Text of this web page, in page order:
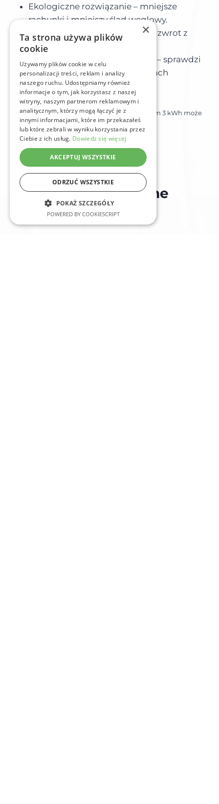
Ekologiczne rozwiązanie – mniejsze
rachunki i mniejszy ślad węglowy.
Niskie koszty montażu – szybki zwrot z
inwestycji
Idealne dla małych odbiorców – sprawdzi
się w domach, biurach i domkach
letniskowych.
Jeśli zastanawiasz się nad fotowoltaiką, system 3 kWh może
być dla Ciebie idealnym rozwiązaniem!
Najczęściej zadawane
pytania
×
Ta strona używa plików
cookie
Używamy plików cookie w celu
personalizacji treści, reklam i analizy
naszego ruchu. Udostępniamy również
informacje o tym, jak korzystasz z naszej
witryny, naszym partnerom reklamowym i
analitycznym, którzy mogą łączyć je z
innymi informacjami, które im przekazałeś
lub które zebrali w wyniku korzystania przez
Ciebie z ich usług. Dowiedz się więcej
AKCEPTUJ WSZYSTKIE
ODRZUĆ WSZYSTKIE
POKAŻ SZCZEGÓŁY
POWERED BY COOKIESCRIPT